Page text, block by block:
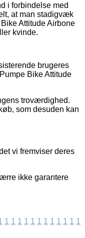
i forbindelse med
at man stadigvæk
Attitude Airbone
kvinde.
brugeres
Bike Attitude
troværdighed.
som desuden kan
vi fremviser deres
ikke garantere
1 1 1 1 1 1 1 1 1 1 1 1